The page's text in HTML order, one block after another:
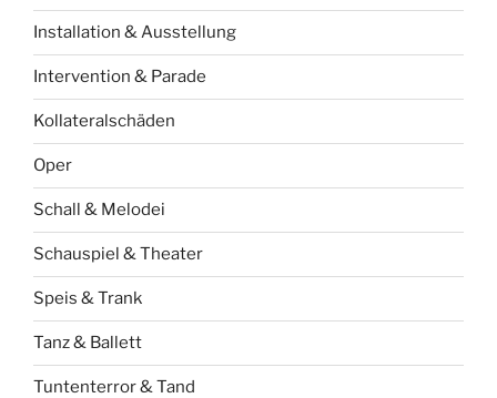
Installation & Ausstellung
Intervention & Parade
Kollateralschäden
Oper
Schall & Melodei
Schauspiel & Theater
Speis & Trank
Tanz & Ballett
Tuntenterror & Tand